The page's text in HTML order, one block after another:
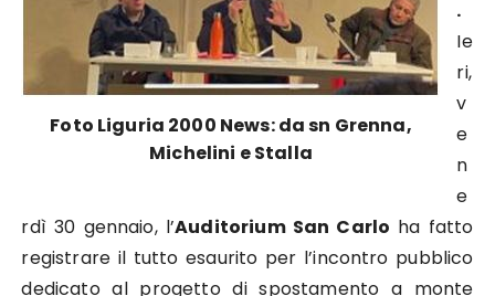
Foto Liguria 2000 News: da sn Grenna,
Michelini e Stalla
.
Ie
ri,
v
e
n
e
rdì 30 gennaio, l’Auditorium San Carlo ha fatto
registrare il tutto esaurito per l’incontro pubblico
dedicato al progetto di spostamento a monte